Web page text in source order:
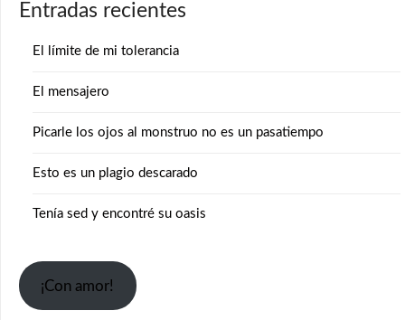
Entradas recientes
El límite de mi tolerancia
El mensajero
Picarle los ojos al monstruo no es un pasatiempo
Esto es un plagio descarado
Tenía sed y encontré su oasis
¡Con amor!